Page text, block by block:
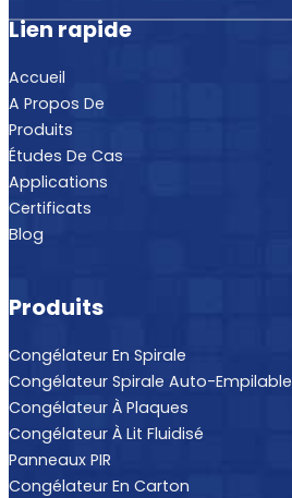
Lien rapide
Accueil
A Propos De
Produits
Études De Cas
Applications
Certificats
Blog
Produits
Congélateur En Spirale
Congélateur Spirale Auto-Empilable
Congélateur À Plaques
Congélateur À Lit Fluidisé
Panneaux PIR
Congélateur En Carton